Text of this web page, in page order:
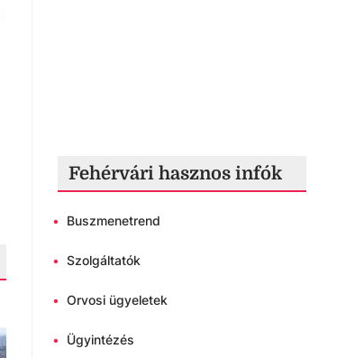
Fehérvári hasznos infók
• Buszmenetrend
• Szolgáltatók
• Orvosi ügyeletek
• Ügyintézés